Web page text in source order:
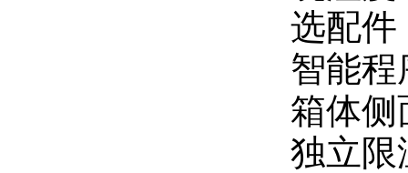
选配件
智能程
箱体侧
独立限